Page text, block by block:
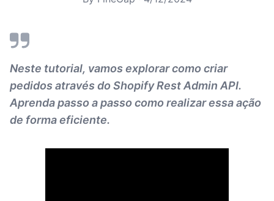
Neste tutorial, vamos explorar como criar
pedidos através do Shopify Rest Admin API.
Aprenda passo a passo como realizar essa ação
de forma eficiente.